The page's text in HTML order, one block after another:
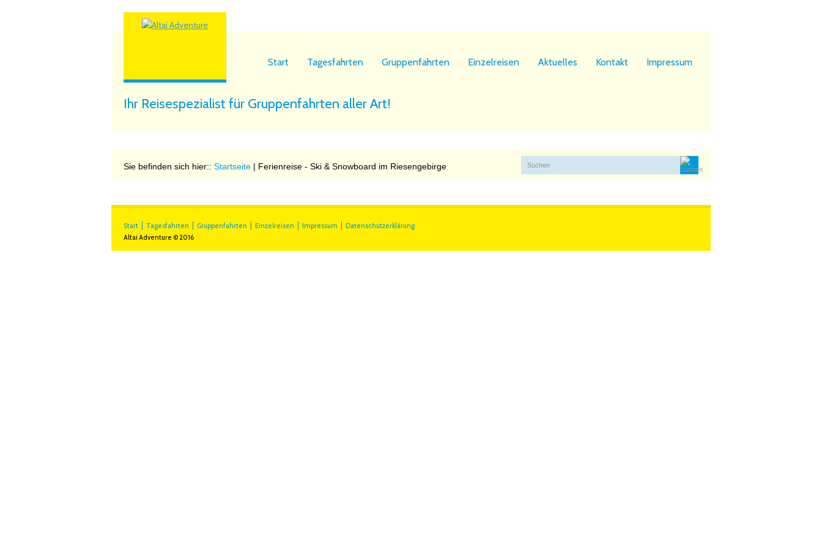
Start Tagesfahrten Gruppenfahrten Einzelreisen Aktuelles Kontakt Impressum
Ihr Reisespezialist für Gruppenfahrten aller Art!
Sie befinden sich hier:: Startseite | Ferienreise - Ski & Snowboard im Riesengebirge
Start Tagesfahrten Gruppenfahrten Einzelreisen Impressum
Datenschutzerklärung
Altai Adventure © 2016